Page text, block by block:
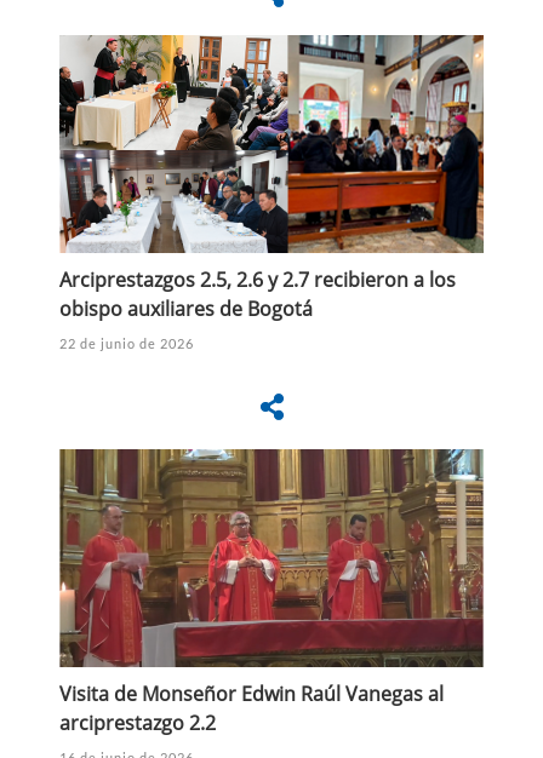
Arciprestazgos 2.5, 2.6 y 2.7 recibieron a los
obispo auxiliares de Bogotá
22 de junio de 2026
Visita de Monseñor Edwin Raúl Vanegas al
arciprestazgo 2.2